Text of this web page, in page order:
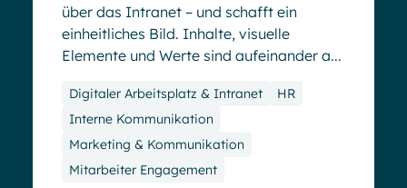
über das Intranet – und schafft ein
einheitliches Bild. Inhalte, visuelle
Elemente und Werte sind aufeinander a...
Digitaler Arbeitsplatz & Intranet
HR
Interne Kommunikation
Marketing & Kommunikation
Mitarbeiter Engagement